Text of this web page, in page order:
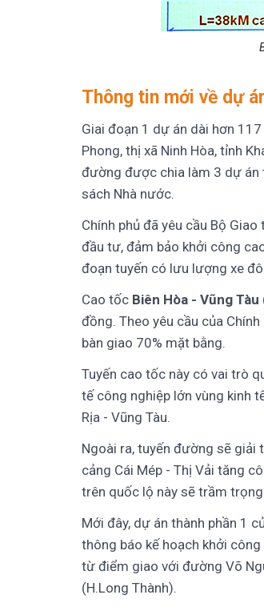
Thông tin mới về dự
Giai đoạn 1 dự án dài hơn
Phong, thị xã Ninh Hòa, tỉnh
đường được chia làm 3 dự án
sách Nhà nước.
Chính phủ đã yêu cầu Bộ
đầu tư, đảm bảo khởi công
đoạn tuyến có lưu lượng xe
Cao tốc Biên Hòa - Vũng Tàu
đồng. Theo yêu cầu của
bàn giao 70% mặt bằng.
Tuyến cao tốc này có vai trò
tế công nghiệp lớn vùng kinh
Rịa - Vũng Tàu.
Ngoài ra, tuyến đường sẽ giải
cảng Cái Mép - Thị Vải tăng
trên quốc lộ này sẽ trầm
Mới đây, dự án thành phần 1
thông báo kế hoạch khởi
từ điểm giao với đường Võ
(H.Long Thành).